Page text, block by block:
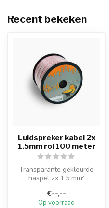
Recent bekeken
Luidspreker kabel 2x
1.5mm rol 100 meter
Transparante gekleurde
haspel 2x 1.5 mm²
luidsprekerkab...
€--,--
Op voorraad